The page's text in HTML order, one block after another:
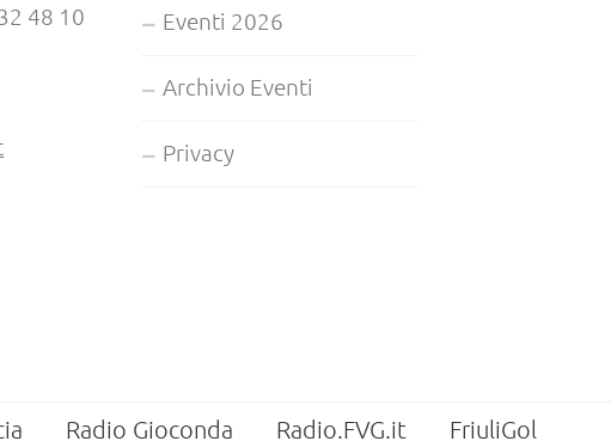
48 10
Eventi 2026
Archivio Eventi
Privacy
Radio Gioconda Radio.FVG.it FriuliGol